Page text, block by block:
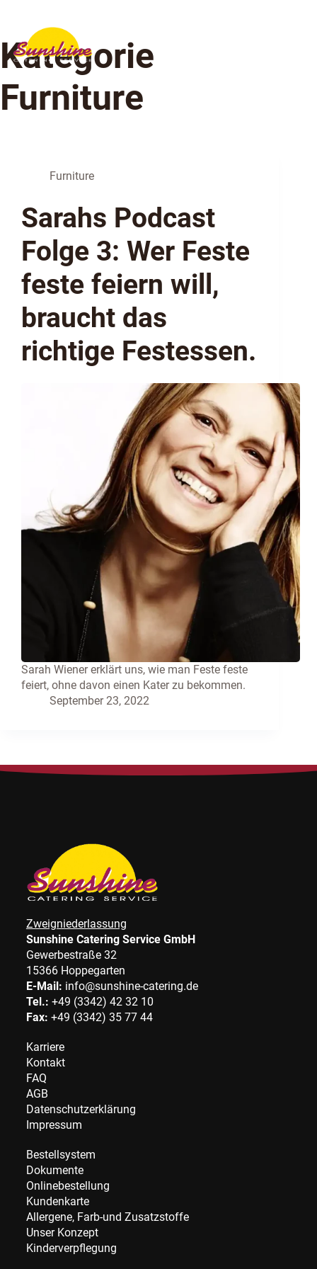
Kategorie
Furniture
Furniture
Sarahs Podcast
Folge 3: Wer Feste
feste feiern will,
braucht das
richtige Festessen.
Sarah Wiener erklärt uns, wie man Feste feste
feiert, ohne davon einen Kater zu bekommen.
September 23, 2022
Zweigniederlassung
Sunshine Catering Service GmbH
Gewerbestraße 32
15366 Hoppegarten
E-Mail: info@sunshine-catering.de
Tel.: +49 (3342) 42 32 10
Fax: +49 (3342) 35 77 44
Karriere
Kontakt
FAQ
AGB
Datenschutzerklärung
Impressum
Bestellsystem
Dokumente
Onlinebestellung
Kundenkarte
Allergene, Farb-und Zusatzstoffe
Unser Konzept
Kinderverpflegung